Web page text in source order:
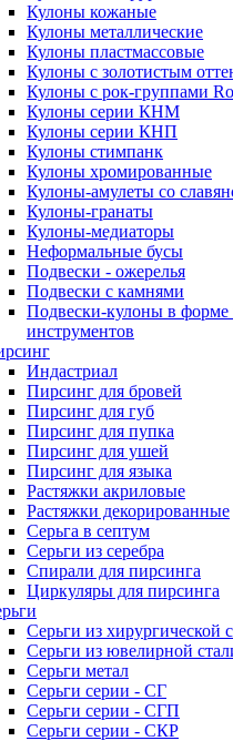
Кулоны кожаные
Кулоны металлические
Кулоны пластмассовые
Кулоны с золотистым
Кулоны с рок-группами
Кулоны серии КНМ
Кулоны серии КНП
Кулоны стимпанк
Кулоны хромированные
Кулоны-амулеты со
Кулоны-гранаты
Кулоны-медиаторы
Неформальные бусы
Подвески - ожерелья
Подвески с камнями
Подвески-кулоны в
инструментов
Индастриал
Пирсинг для бровей
Пирсинг для губ
Пирсинг для пупка
Пирсинг для ушей
Пирсинг для языка
Растяжки акриловые
Растяжки декорированные
Серьга в септум
Серьги из серебра
Спирали для пирсинга
Циркуляры для пирсинга
Серьги из хирургической
Серьги из ювелирной
Серьги метал
Серьги серии - СГ
Серьги серии - СГП
Серьги серии - СКР